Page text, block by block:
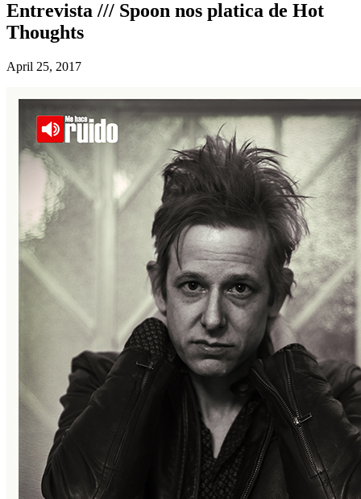
Entrevista /// Spoon nos platica de Hot
Thoughts
April 25, 2017